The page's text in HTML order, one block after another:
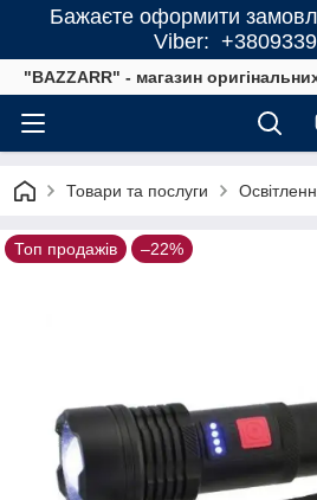
Бажаєте оформити
Viber:
"BAZZARR" - магазин
Товари та послуги
Топ продажів –22%